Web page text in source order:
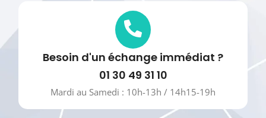
Besoin d'un échange immédiat ?
01 30 49 31 10
Mardi au Samedi : 10h-13h / 14h15-19h